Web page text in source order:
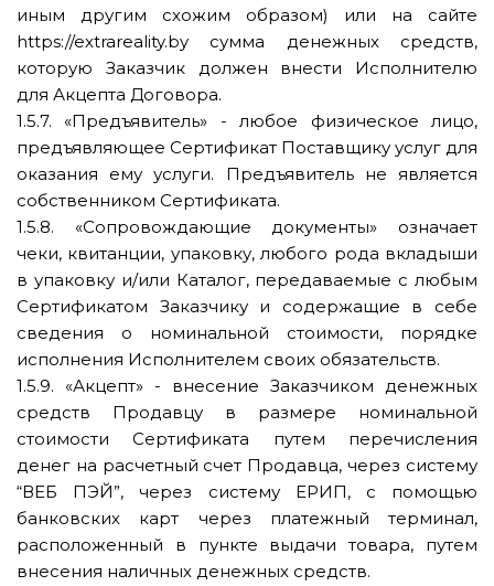
иным другим схожим образом) или на сайте
https://extrareality.by сумма денежных средств,
которую Заказчик должен внести Исполнителю
для Акцепта Договора.
1.5.7. «Предъявитель» - любое физическое лицо,
предъявляющее Сертификат Поставщику услуг для
оказания ему услуги. Предъявитель не является
собственником Сертификата.
1.5.8. «Сопровождающие документы» означает
чеки, квитанции, упаковку, любого рода вкладыши
в упаковку и/или Каталог, передаваемые с любым
Сертификатом Заказчику и содержащие в себе
сведения о номинальной стоимости, порядке
исполнения Исполнителем своих обязательств.
1.5.9. «Акцепт» - внесение Заказчиком денежных
средств Продавцу в размере номинальной
стоимости Сертификата путем перечисления
денег на расчетный счет Продавца, через систему
“ВЕБ ПЭЙ”, через систему ЕРИП, с помощью
банковских карт через платежный терминал,
расположенный в пункте выдачи товара, путем
внесения наличных денежных средств.